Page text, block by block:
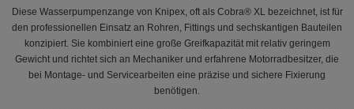
Diese Wasserpumpenzange von Knipex, oft als Cobra® XL bezeichnet, ist für
den professionellen Einsatz an Rohren, Fittings und sechskantigen Bauteilen
konzipiert. Sie kombiniert eine große Greifkapazität mit relativ geringem
Gewicht und richtet sich an Mechaniker und erfahrene Motorradbesitzer, die
bei Montage- und Servicearbeiten eine präzise und sichere Fixierung
benötigen.